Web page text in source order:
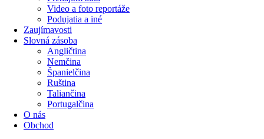
Video a foto reportáže
Podujatia a iné
Zaujímavosti
Slovná zásoba
Angličtina
Nemčina
Španielčina
Ruština
Taliančina
Portugalčina
O nás
Obchod